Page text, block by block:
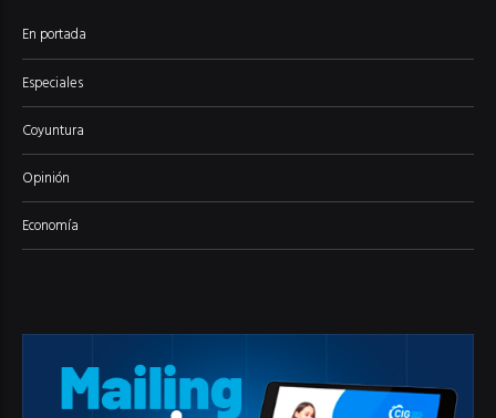
En portada
Especiales
Coyuntura
Opinión
Economía